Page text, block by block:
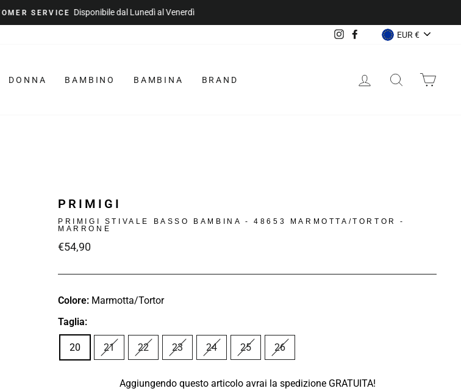
Disponibile dal Lunedì al Venerdì
Instagram
FacebookVALUTA
EUR €
DONNA BAMBINO BAMBINA BRAND ACCEDICERCA
PRIMIGI
PRIMIGI STIVALE BASSO BAMBINA - 48653 MARMOTTA/TORTOR -
MARRONE
Prezzo
€54,90
Colore: Marmotta/Tortor
Taglia:
20 21 22 23 24 25 26
Aggiungendo questo articolo avrai la spedizione GRATUITA!